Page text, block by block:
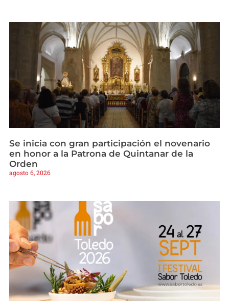
Se inicia con gran participación el novenario
en honor a la Patrona de Quintanar de la
Orden
agosto 6, 2026